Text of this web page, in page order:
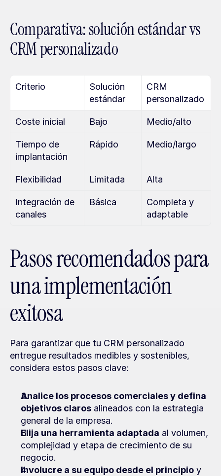
Comparativa: solución estándar vs
CRM personalizado
Criterio
Solución
estándar
CRM
personalizado
Coste inicial Bajo Medio/alto
Tiempo de
implantación
Rápido Medio/largo
Flexibilidad Limitada Alta
Integración de
canales
Básica
Completa y
adaptable
Pasos recomendados para
una implementación
exitosa
Para garantizar que tu CRM personalizado
entregue resultados medibles y sostenibles,
considera estos pasos clave:
Analice los procesos comerciales y defina
objetivos claros alineados con la estrategia
general de la empresa.
Elija una herramienta adaptada al volumen,
complejidad y etapa de crecimiento de su
negocio.
Involucre a su equipo desde el principio y